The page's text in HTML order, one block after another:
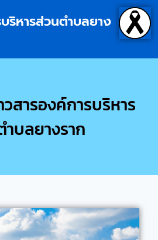
ริหารส่วนตำบลยาง
สารองค์การบริหาร
บลยางราก